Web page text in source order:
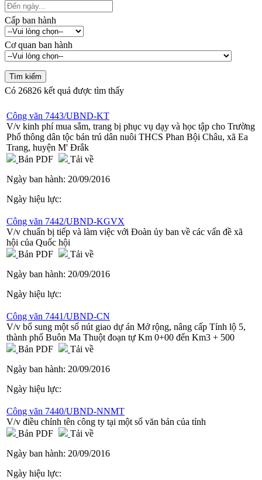
Cấp ban hành
Cơ quan ban hành
Có 26826 kết quả được tìm thấy
Công văn 7443/UBND-KT
V/v kinh phí mua sắm, trang bị phục vụ dạy và học tập cho Trường
Phổ thông dân tộc bán trú dân nuôi THCS Phan Bội Châu, xã Ea
Trang, huyện M' Đrắk
Bản PDF
Tải về
Ngày ban hành: 20/09/2016
Ngày hiệu lực:
Công văn 7442/UBND-KGVX
V/v chuẩn bị tiếp và làm việc với Đoàn ủy ban về các vấn đề xã
hội của Quốc hội
Bản PDF
Tải về
Ngày ban hành: 20/09/2016
Ngày hiệu lực:
Công văn 7441/UBND-CN
V/v bổ sung một số nút giao dự án Mở rộng, nâng cấp Tỉnh lộ 5,
thành phố Buôn Ma Thuột đoạn tự Km 0+00 đến Km3 + 500
Bản PDF
Tải về
Ngày ban hành: 20/09/2016
Ngày hiệu lực:
Công văn 7440/UBND-NNMT
V/v điều chỉnh tên công ty tại một số văn bản của tỉnh
Bản PDF
Tải về
Ngày ban hành: 20/09/2016
Ngày hiệu lực: